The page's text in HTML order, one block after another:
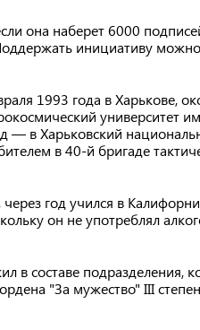
она наберет 6000
инициативу
1993 года в Харькове,
университет
— в Харьковский
в 40-й бригаде
год учился в
он не употреблял
в составе подразделения,
"За мужество" III